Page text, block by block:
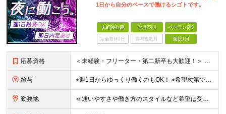
1日から自分のペースで働けるシゴトです。
未経験歓迎 学歴不問 ベテランOK
完全週休2日 賞与複数月 面接1回
応募資格 ＜未経験・フリーター・第二新卒も大歓迎！＞ ※学歴不問 ★堅苦しい志望動機は必要なし！ ★コミュ力に自信がなくてもOK！ ★特別な資格や専門知識は必要ありません！ 【こんな想いをお持ちの方はぜひ
給与 ⭐︎週1日からゆっくり働くのもOK！ ⭐︎希望次第で収入UPも可能！ 当務（当直）／日給21,450円～24,700円 長夜勤／日給13,650円～15,275円 ※支給方法※ 15日締め、25日
勤務地 ≪通いやすさや働き方のスタイルなど希望は受け入れます！》 ★転居を伴う転勤なし ★直行直帰が基本 ★駅チカ・オープニング案件も多数 ・希望に応じて東京都内近郊、ほか神奈川・千葉・埼玉も含め、配属先を